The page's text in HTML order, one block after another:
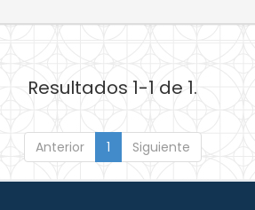
Resultados 1-1 de 1.
Anterior 1 Siguiente